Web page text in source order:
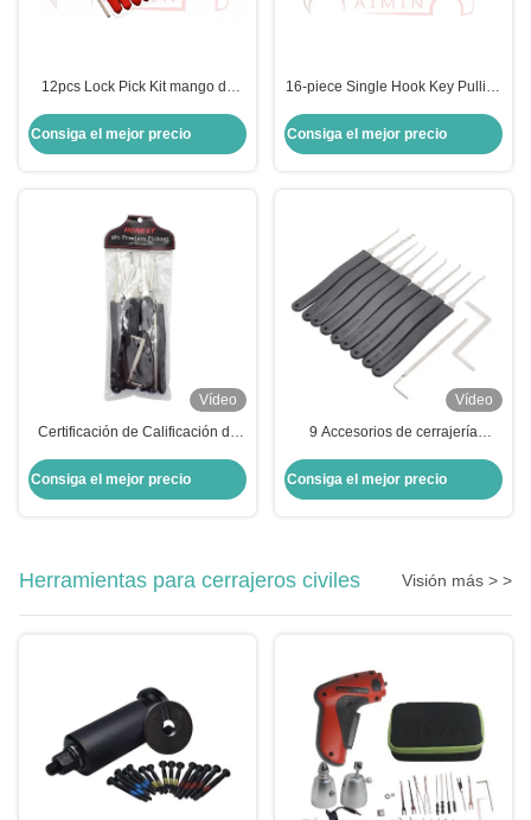
12pcs Lock Pick Kit mango de
fácil manipulación del núcleo de
bloqueo ideal para cerrajeros y
Consiga el mejor precio
16-piece Single Hook Key Pulling
por cerrajeros profesionales para
Consiga el mejor precio
Vídeo
Certificación de Calificación de
calidad 9 piezas de suministros
Consiga el mejor precio
Vídeo
9 Accesorios de cerrajería
combinadas, kit de herramientas
Consiga el mejor precio
Herramientas para cerrajeros civiles Visión más > >